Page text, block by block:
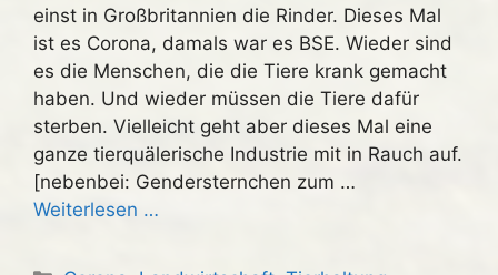
einst in Großbritannien die Rinder. Dieses Mal
ist es Corona, damals war es BSE. Wieder sind
es die Menschen, die die Tiere krank gemacht
haben. Und wieder müssen die Tiere dafür
sterben. Vielleicht geht aber dieses Mal eine
ganze tierquälerische Industrie mit in Rauch auf.
[nebenbei: Gendersternchen zum …
Weiterlesen …